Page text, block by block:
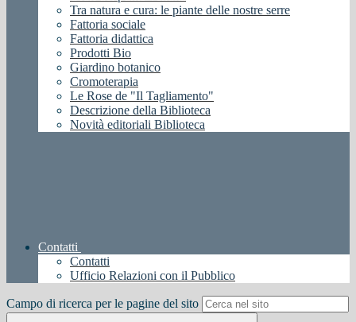
Tra natura e cura: le piante delle nostre serre
Fattoria sociale
Fattoria didattica
Prodotti Bio
Giardino botanico
Cromoterapia
Le Rose de "Il Tagliamento"
Descrizione della Biblioteca
Novità editoriali Biblioteca
Contatti
Contatti
Ufficio Relazioni con il Pubblico
Campo di ricerca per le pagine del sito